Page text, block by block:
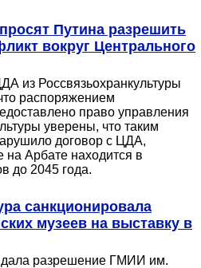
Путина разрешить
вокруг Центрального
из Россвязьохранкультуры
распоряжением
право управления
уверены, что таким
договор с ЦДА,
на Арбате находится в
до 2045 года.
санкционировала
музеев на выставку в
разрешение ГМИИ им.